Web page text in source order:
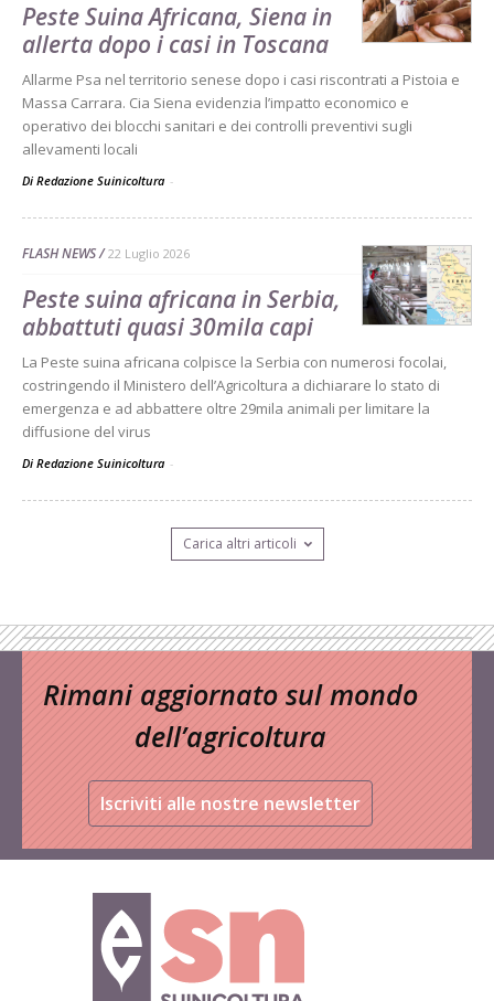
Peste Suina Africana, Siena in
allerta dopo i casi in Toscana
Allarme Psa nel territorio senese dopo i casi riscontrati a Pistoia e
Massa Carrara. Cia Siena evidenzia l’impatto economico e
operativo dei blocchi sanitari e dei controlli preventivi sugli
allevamenti locali
Di Redazione Suinicoltura -
FLASH NEWS 22 Luglio 2026
Peste suina africana in Serbia,
abbattuti quasi 30mila capi
La Peste suina africana colpisce la Serbia con numerosi focolai,
costringendo il Ministero dell’Agricoltura a dichiarare lo stato di
emergenza e ad abbattere oltre 29mila animali per limitare la
diffusione del virus
Di Redazione Suinicoltura -
Carica altri articoli
Rimani aggiornato sul mondo
dell’agricoltura
Iscriviti alle nostre newsletter